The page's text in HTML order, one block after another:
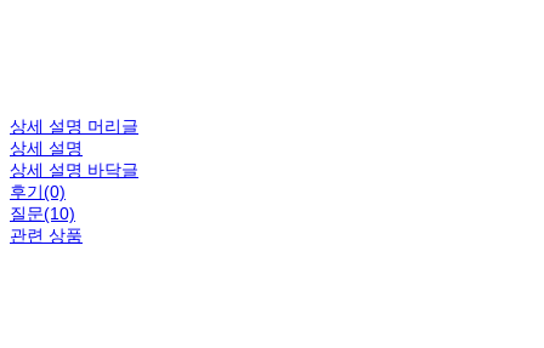
상세 설명 머리글
상세 설명
상세 설명 바닥글
후기(0)
질문(10)
관련 상품